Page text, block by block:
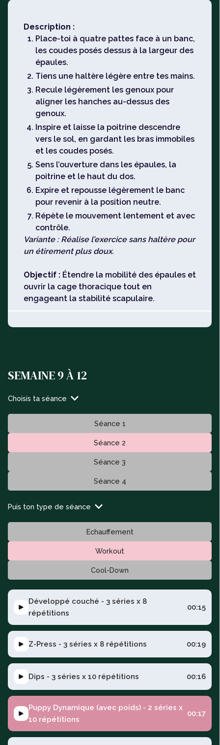
Description :
Place-toi à quatre pattes face à un banc,
les coudes posés dessus à la largeur des
épaules.
Tiens une haltère légère entre tes mains.
Recule légèrement les genoux pour
aligner les hanches au-dessus des
genoux.
Inspire et laisse la poitrine descendre
vers le sol, en gardant les bras immobiles
et les coudes posés.
Sens l’ouverture dans les épaules, la
poitrine et le haut du dos.
Expire et repousse légèrement le banc
pour revenir à la position neutre.
Répète le mouvement lentement et avec
contrôle.
Variante : Réalise l’exercice sans haltère pour
un étirement plus doux.
Objectif : Étendre la mobilité des épaules et
ouvrir la cage thoracique tout en
engageant la stabilité scapulaire.
SEMAINE 9 À 12
Choisis ta séance
Séance 1
Séance 2
Séance 3
Séance 4
Puis ton type de séance
Echauffement
Workout
Cool-Down
Développé couché - 3 séries x 8
répétitions
00:15
Z-Press - 3 séries x 8 répétitions 00:19
Dips - 3 séries x 10 répétitions 00:16
Puppy Dynamique (avec poids) - 2 séries x
10 répétitions
00:17